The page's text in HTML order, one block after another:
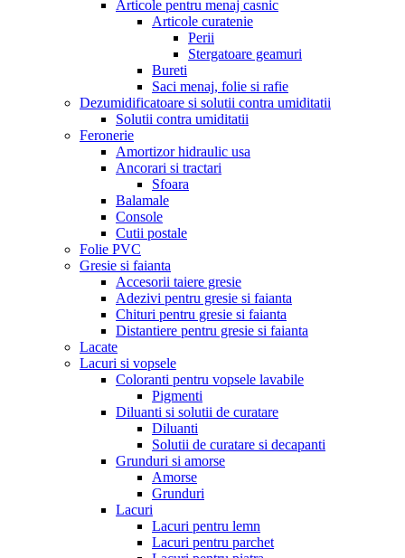
Articole pentru menaj casnic
Articole curatenie
Perii
Stergatoare geamuri
Bureti
Saci menaj, folie si rafie
Dezumidificatoare si solutii contra umiditatii
Solutii contra umiditatii
Feronerie
Amortizor hidraulic usa
Ancorari si tractari
Sfoara
Balamale
Console
Cutii postale
Folie PVC
Gresie si faianta
Accesorii taiere gresie
Adezivi pentru gresie si faianta
Chituri pentru gresie si faianta
Distantiere pentru gresie si faianta
Lacate
Lacuri si vopsele
Coloranti pentru vopsele lavabile
Pigmenti
Diluanti si solutii de curatare
Diluanti
Solutii de curatare si decapanti
Grunduri si amorse
Amorse
Grunduri
Lacuri
Lacuri pentru lemn
Lacuri pentru parchet